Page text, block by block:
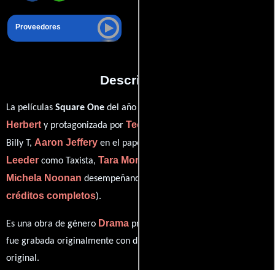
Proveedores
Descripción
La películas Square One del año 1997, está dirigida por
Herberty protagonizada por Teo Gebert
Billy T, Aaron Jeffery en el papel de Jeremy Hostick,
Leeder como Taxista, Tara Morice
Michela Noonan desempeñando el papel de Vicky (
créditos completos).
Es una obra de género Drama producida en Australia. Esta obra
fue grabada originalmente con dialogos en
original.